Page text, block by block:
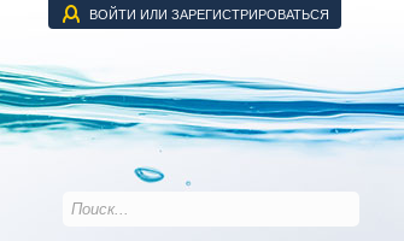
ВОЙТИ ИЛИ ЗАРЕГИСТРИРОВАТЬСЯ